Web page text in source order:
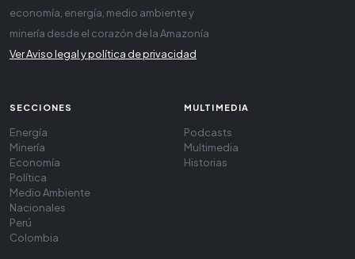
economía, energía, medio ambiente y
minería desde el corazón de la Amazonía
Ver Aviso legal y política de privacidad
SECCIONES
Energía
Minería
Economía
Política
Medio Ambiente
Nacionales
Perú
Colombia
MULTIMEDIA
Podcasts
Multimedia
Historias